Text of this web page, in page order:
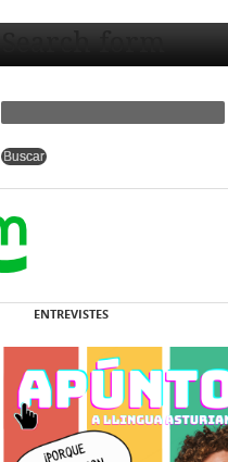
Search form
ENTREVISTES